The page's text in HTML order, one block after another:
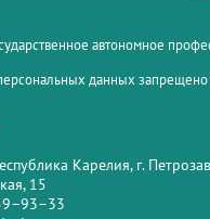
автономное
данных
Карелия, г.
15